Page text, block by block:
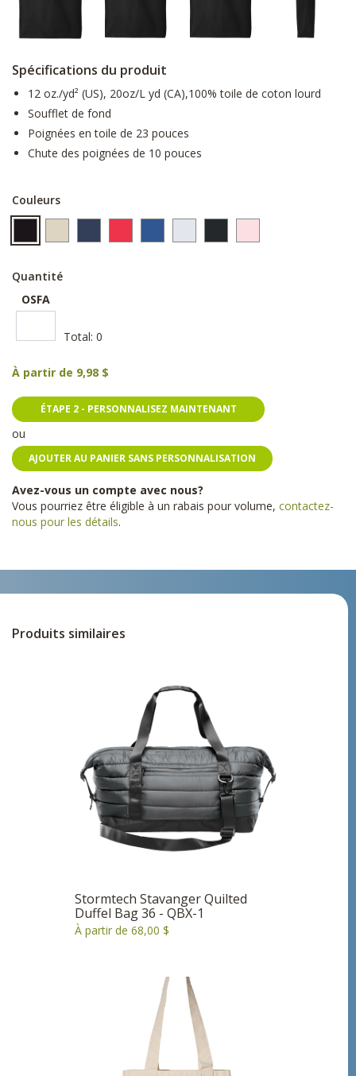
Spécifications du produit
12 oz./yd² (US), 20oz/L yd (CA),100% toile de coton lourd
Soufflet de fond
Poignées en toile de 23 pouces
Chute des poignées de 10 pouces
Couleurs
Quantité
OSFA
Total: 0
À partir de 9,98 $
ÉTAPE 2 - PERSONNALISEZ MAINTENANT
ou
AJOUTER AU PANIER SANS PERSONNALISATION
Avez-vous un compte avec nous?
Vous pourriez être éligible à un rabais pour volume, contactez-
nous pour les détails.
Produits similaires
Stormtech Stavanger Quilted
Duffel Bag 36 - QBX-1
À partir de 68,00 $